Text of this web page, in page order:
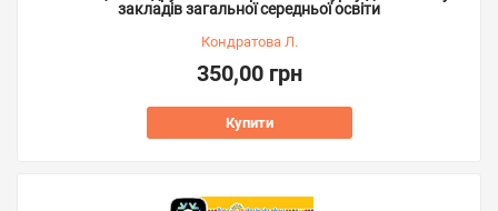
закладів загальної середньої освіти
Кондратова Л.
350,00 грн
Купити